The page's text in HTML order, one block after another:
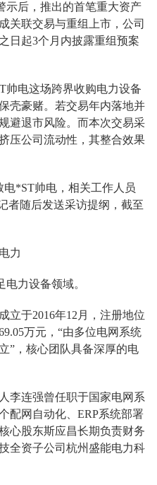
示后，推出的首笔重大资产
关联交易与重组上市，公司
日起3个月内披露重组预案
帅电这场跨界收购电力设备
壳豪赌。若交易年内落地并
避退市风险。而本次交易采
压公司流动性，其整合效果
*ST帅电，相关工作人员
者随后发送采访提纲，截至
力
力设备领域。
立于2016年12月，注册地位
万元，“由多位电网系统
”，核心团队具备深厚的电
李连强曾任职于国家电网系
配网自动化、ERP系统部署
心股东斯应昌长期负责财务
全资子公司杭州盛能电力科